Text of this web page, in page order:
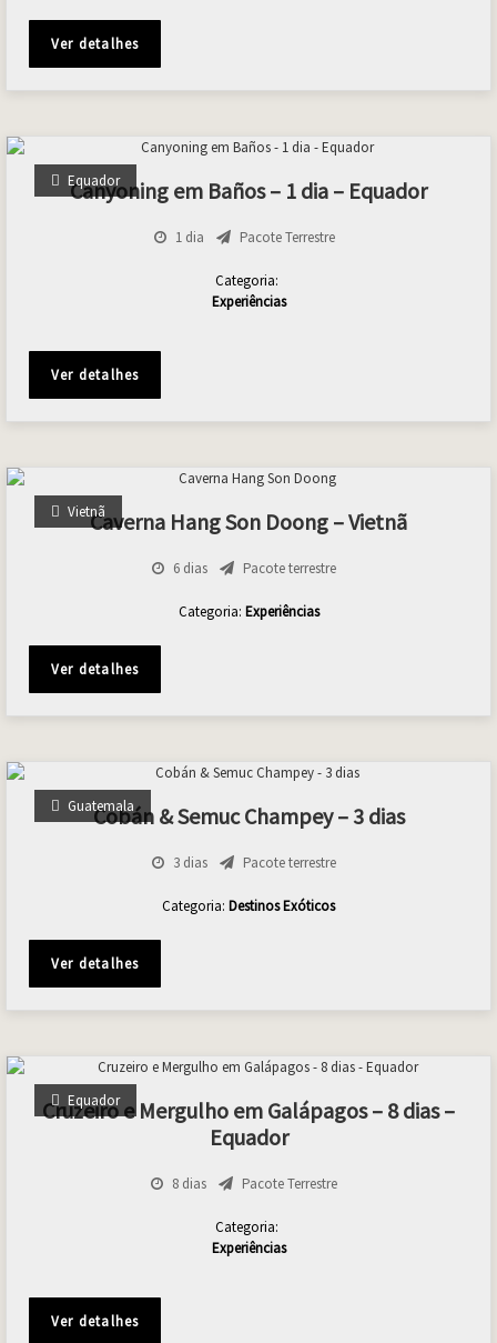
Ver detalhes
Equador
Canyoning em Baños – 1 dia – Equador
1 dia Pacote Terrestre
Categoria:
Experiências
Ver detalhes
VietnãCaverna Hang Son Doong – Vietnã
6 dias Pacote terrestre
Categoria: Experiências
Ver detalhes
Guatemala
Cobán & Semuc Champey – 3 dias
3 dias Pacote terrestre
Categoria: Destinos Exóticos
Ver detalhes
Equador
Cruzeiro e Mergulho em Galápagos – 8 dias –
Equador
8 dias Pacote Terrestre
Categoria:
Experiências
Ver detalhes